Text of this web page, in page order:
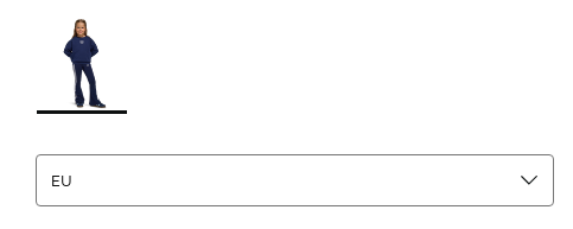
Pagina 1 van 1 met 1 tot 1 van 1 kleuren.
Kies een model